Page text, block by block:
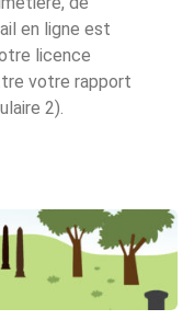
en ligne est
licence
votre rapport
2).